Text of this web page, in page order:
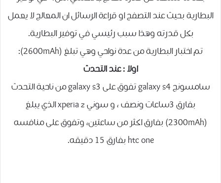
البطارية بحيث عند التصفح او قراءة الرسائل ان المعالج لا يعمل
بكل قدرته وهذا سبب رئيسي في توفير البطارية.
تم اختبار البطارية من عدة نواحي وهي تبلغ (2600mAh):
اولا : عند التحدث
سامسونج galaxy s4 تفوق على galaxy s3 من ناحية التحدث
بفارق 3ساعات ونصف ، و سوني xperia z الذي يبلغ
(2300mAh) بفارق اكثر من ساعتين، وتفوق على منافسه
htc one بفارق 15 دقيقه.